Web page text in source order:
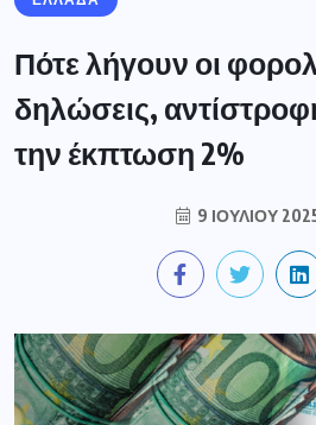
Πότε λήγουν οι
δηλώσεις,
την έκπτωση 2%
9 ΙΟΥΛΊΟΥ